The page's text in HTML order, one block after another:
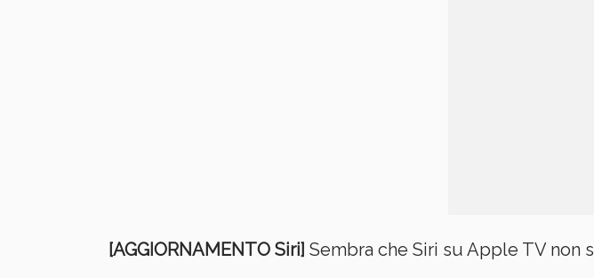
[AGGIORNAMENTO Siri] Sembra che Siri su Apple TV non